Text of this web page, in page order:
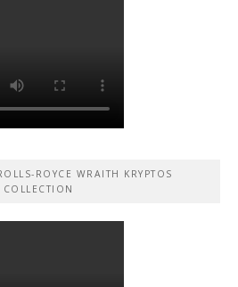
ROYCE WRAITH KRYPTOS
COLLECTION